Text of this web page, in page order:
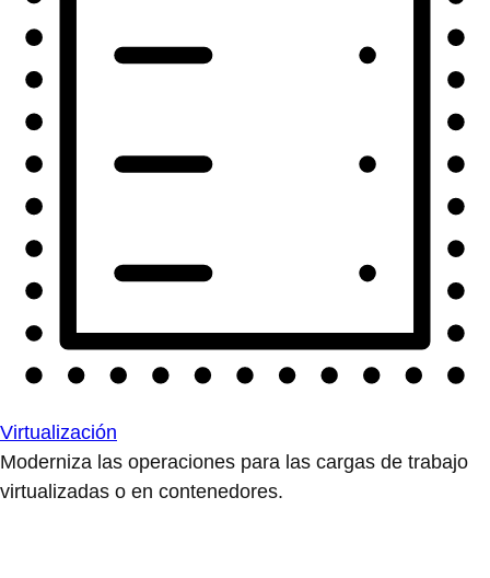
Virtualización
Moderniza las operaciones para las cargas de trabajo
virtualizadas o en contenedores.